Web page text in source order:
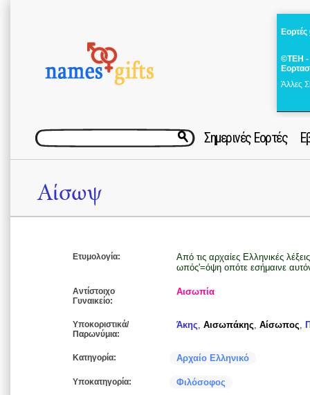
Εορτές
©ΤΕΗ -
Άλλες
Σημερινές Εορτές
Αίσωψ
Ετυμολογία:
Από τις αρχαίες Ελληνικές
ωπός'=όψη οπότε εσήμαινε
Αντίστοιχο
Γυναικείο:
Αισωπία
Υποκοριστικά/
Παρωνύμια:
Άκης, Αισωπάκης, Αίσωπος,
Κατηγορία: Αρχαίο Ελληνικό
Υποκατηγορία: Φιλόσοφος